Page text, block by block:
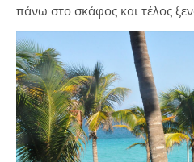
πάνω στο σκάφος και τέλος